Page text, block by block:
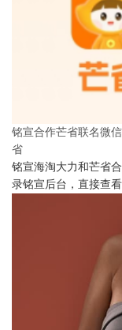
铭宣合作芒省联名微
省
铭宣海淘大力和芒省
录铭宣后台，直接查